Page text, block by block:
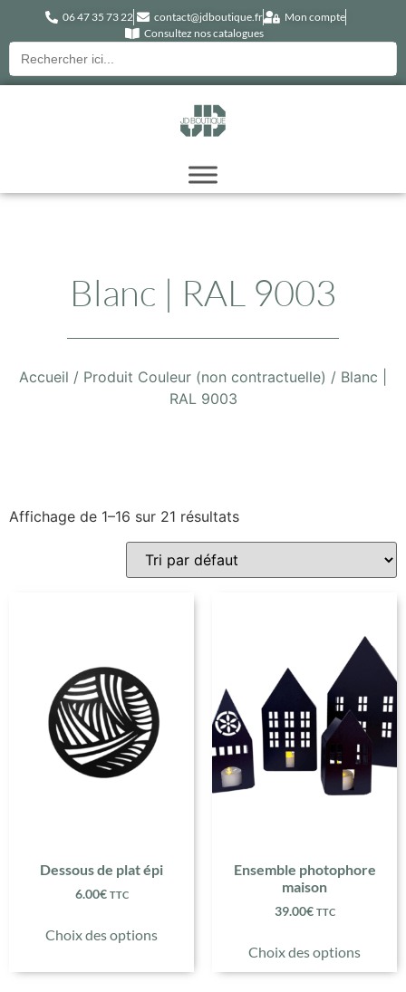
06 47 35 73 22 contact@jdboutique.fr
Mon compte
Consultez nos catalogues
Recherche
pour :
Blanc | RAL 9003
Accueil / Produit Couleur (non contractuelle) / Blanc |
RAL 9003
Affichage de 1–16 sur 21 résultats
Dessous de plat épi
6.00€ TTC
Choix des options
Ensemble photophore
maison
39.00€ TTC
Choix des options